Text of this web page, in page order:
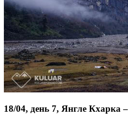
18/04, день 7, Янгле Кхарка